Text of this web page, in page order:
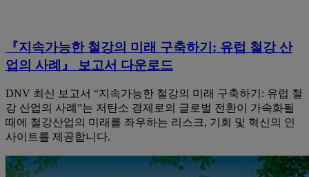
『지속가능한 철강의 미래 구축하기: 유럽 철강 산
업의 사례』 보고서 다운로드
DNV 최신 보고서 “지속가능한 철강의 미래 구축하기: 유럽 철
강 산업의 사례”는 저탄소 경제로의 글로벌 전환이 가속화될
때에 철강산업의 미래를 좌우하는 리스크, 기회 및 혁신의 인
사이트를 제공합니다.